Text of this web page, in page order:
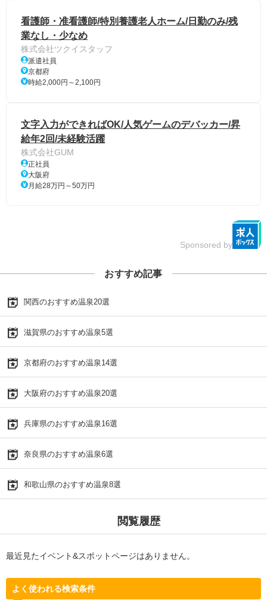
看護師・准看護師/特別養護老人ホーム/日勤のみ/残
業なし・少なめ
株式会社ツクイスタッフ
派遣社員
京都府
時給2,000円～2,100円
文字入力ができればOK/人気ゲームのデバッカー/昇
給年2回/未経験活躍
株式会社GUM
正社員
大阪府
月給28万円～50万円
Sponsored by
おすすめ記事
関西のおすすめ温泉20選
滋賀県のおすすめ温泉5選
京都府のおすすめ温泉14選
大阪府のおすすめ温泉20選
兵庫県のおすすめ温泉16選
奈良県のおすすめ温泉6選
和歌山県のおすすめ温泉8選
閲覧履歴
最近見たイベント&スポットページはありません。
よく使われる検索条件